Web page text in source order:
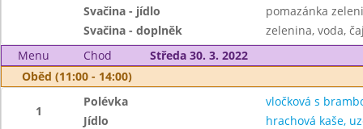
Svačina - jídlo
pomazánka
Svačina - doplněk
zelenina, voda,
Menu
Chod
Středa 30. 3. 2022
Oběd (11:00 - 14:00)
1
Polévka
vločková s
Jídlo
hrachová kaše,